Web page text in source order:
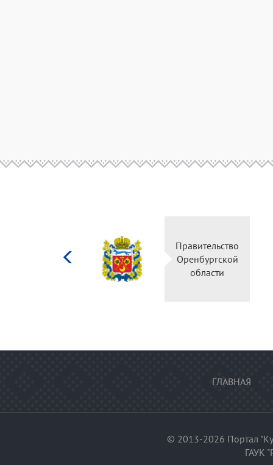
Правительство
Оренбургской
области
ГЛАВНАЯ
© 2013-2026 Портал
ГАУК